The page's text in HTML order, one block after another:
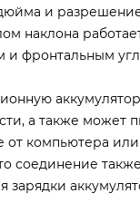
и
наклона
и фронтальным
а также может
от компьютера
соединение
зарядки